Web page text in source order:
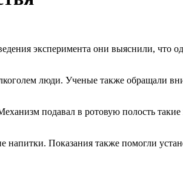
эксперимента они выяснили, что
люди. Ученые также обращали
подавал в ротовую полость
напитки. Показания также помогли